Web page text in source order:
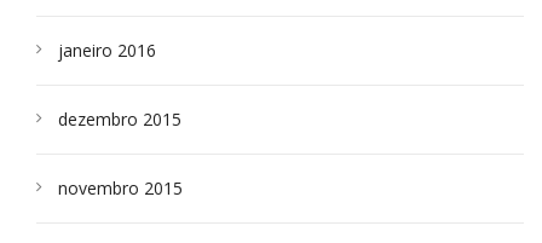
janeiro 2016
dezembro 2015
novembro 2015